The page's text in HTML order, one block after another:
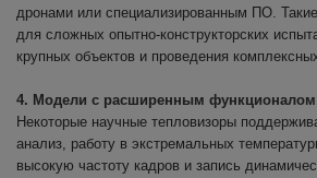
дронами или специализированным ПО.
для сложных опытно-конструкторских
крупных объектов и проведения
4. Модели с расширенным функционалом
Некоторые научные тепловизоры
анализ, работу в экстремальных
высокую частоту кадров и запись